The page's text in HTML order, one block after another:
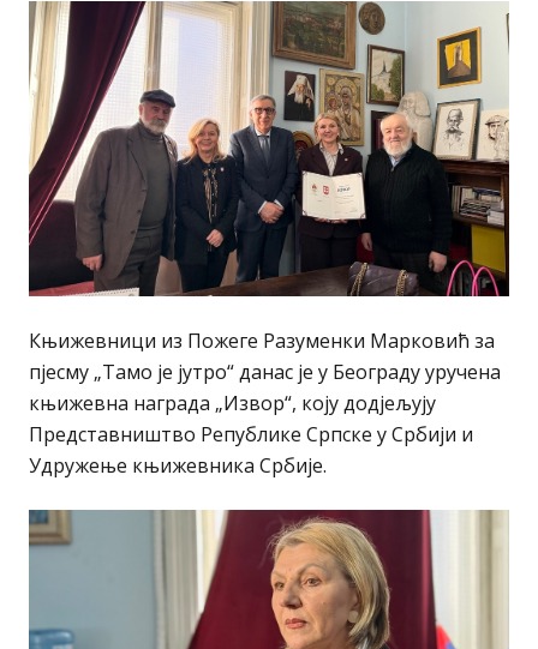
Књижевници из Пожеге Разуменки Марковић за
пјесму „Тамо је јутро“ данас је у Београду уручена
књижевна награда „Извор“, коју додјељују
Представништво Републике Српске у Србији и
Удружење књижевника Србије.